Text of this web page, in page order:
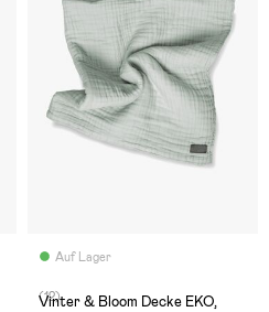
Auf Lager
(12)
Vinter & Bloom Decke EKO,